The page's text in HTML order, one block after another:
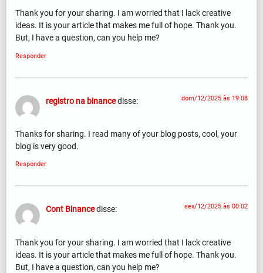
Thank you for your sharing. I am worried that I lack creative
ideas. It is your article that makes me full of hope. Thank you.
But, I have a question, can you help me?
Responder
registro na binancedisse: dom/12/2025 às 19:08
Thanks for sharing. I read many of your blog posts, cool, your
blog is very good.
Responder
Cont Binancedisse: sex/12/2025 às 00:02
Thank you for your sharing. I am worried that I lack creative
ideas. It is your article that makes me full of hope. Thank you.
But, I have a question, can you help me?